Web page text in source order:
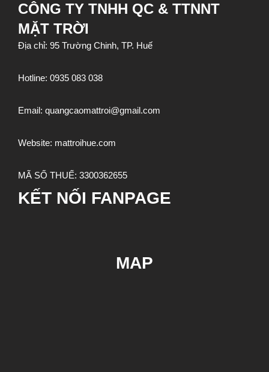
CÔNG TY TNHH QC & TTNNT
MẶT TRỜI
Địa chỉ: 95 Trường Chinh, TP. Huế
Hotline: 0935 083 038
Email: quangcaomattroi@gmail.com
Website: mattroihue.com
MÃ SỐ THUẾ: 3300362655
KẾT NỐI FANPAGE
MAP